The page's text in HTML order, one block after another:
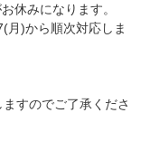
休みになります。
月)から順次対応しま
すのでご了承くださ